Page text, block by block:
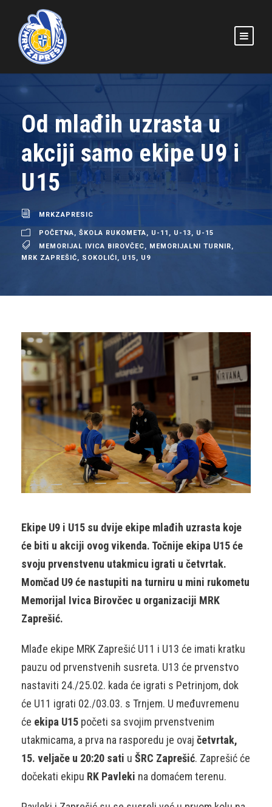
Od mlađih uzrasta u
akciji samo ekipe U9 i
U15
MRKZAPRESIC
POČETNA ŠKOLA RUKOMETA U-11 U-13
U-15
MEMORIJAL IVICA BIROVČEC
MEMORIJALNI TURNIR
MRK ZAPREŠIĆ
SOKOLIĆI U15 U9
Ekipe U9 i U15 su dvije ekipe mlađih uzrasta koje
će biti u akciji ovog vikenda. Točnije ekipa U15 će
svoju prvenstvenu utakmicu igrati u četvrtak.
Momčad U9 će nastupiti na turniru u mini rukometu
Memorijal Ivica Birovčec u organizaciji MRK
Zaprešić.
Mlađe ekipe MRK Zaprešić U11 i U13 će imati kratku
pauzu od prvenstvenih susreta. U13 će prvenstvo
nastaviti 24./25.02. kada će igrati s Petrinjom, dok
će U11 igrati 02./03.03. s Trnjem. U međuvremenu
će ekipa U15 početi sa svojim prvenstvenim
utakmicama, a prva na rasporedu je ovaj četvrtak,
15. veljače u 20:20 sati u ŠRC Zaprešić. Zaprešić će
dočekati ekipu RK Pavleki na domaćem terenu.